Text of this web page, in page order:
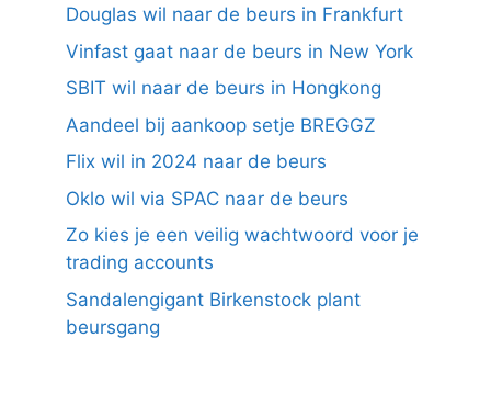
Douglas wil naar de beurs in Frankfurt
Vinfast gaat naar de beurs in New York
SBIT wil naar de beurs in Hongkong
Aandeel bij aankoop setje BREGGZ
Flix wil in 2024 naar de beurs
Oklo wil via SPAC naar de beurs
Zo kies je een veilig wachtwoord voor je
trading accounts
Sandalengigant Birkenstock plant
beursgang